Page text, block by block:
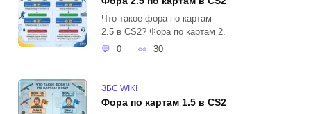
Что такое фора по картам
2.5 в CS2? Фора по картам 2.
0
30
ЗБС WIKI
Фора по картам 1.5 в CS2